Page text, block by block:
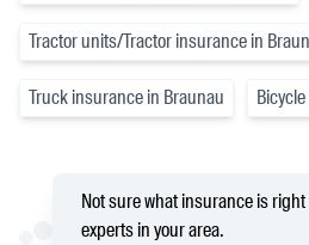
Tractor units/Tractor insurance in
Truck insurance in Braunau
Not sure what insurance is
experts in your area.